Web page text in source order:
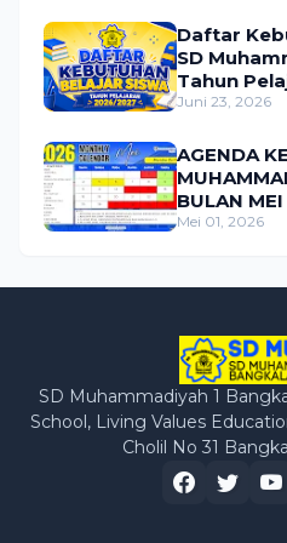
Daftar
SD
Tahun
Juni 23, 2026
AGENDA
BULAN
Mei 01, 2026
SD Muhammadiyah 1
School, Living Values
Cholil No 31